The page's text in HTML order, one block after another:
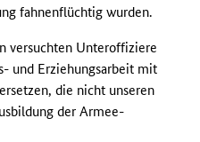
fahnenflüchtig wurden.
versuchten Unteroffiziere
und Erziehungsarbeit mit
die nicht unseren
der Armee-